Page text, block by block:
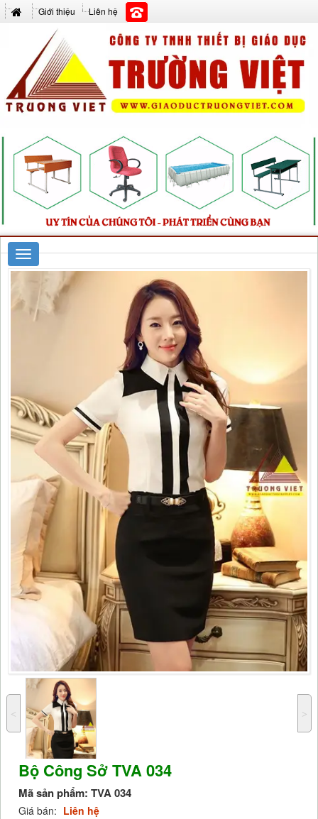
Giới thiệu Liên hệ
˂ ˃
Bộ Công Sở TVA 034
Mã sản phẩm: TVA 034
Giá bán: Liên hệ